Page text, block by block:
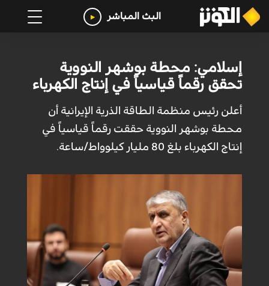
البث المباشر
إسلامي: محطة بوشهر النووية
تحقق رقماً قياسياً في إنتاج الكهرباء
أعلن رئيس منظمة الطاقة الذرية الإيرانية أن
محطة بوشهر النووية حققت رقماً قياسياً في
إنتاج الكهرباء بلغ 80 مليار كيلوواط/ساعة.